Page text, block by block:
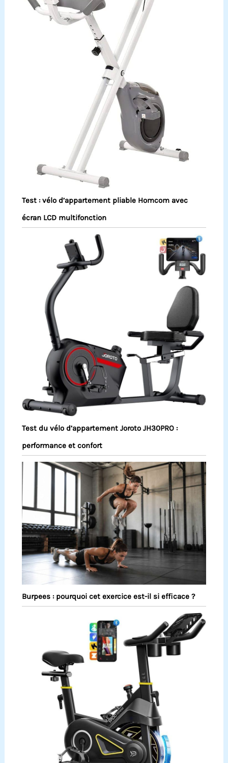
Test : vélo d’appartement pliable Homcom avec
écran LCD multifonction
Test du vélo d’appartement Joroto JH30PRO :
performance et confort
Burpees : pourquoi cet exercice est-il si efficace ?